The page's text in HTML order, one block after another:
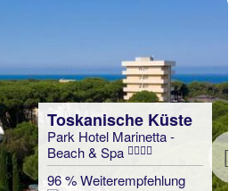
Toskanische Küste
Park Hotel Marinetta -
Beach & Spa
96 % Weiterempfehlung